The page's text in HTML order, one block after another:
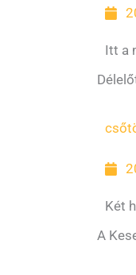
Itt a
Két
A